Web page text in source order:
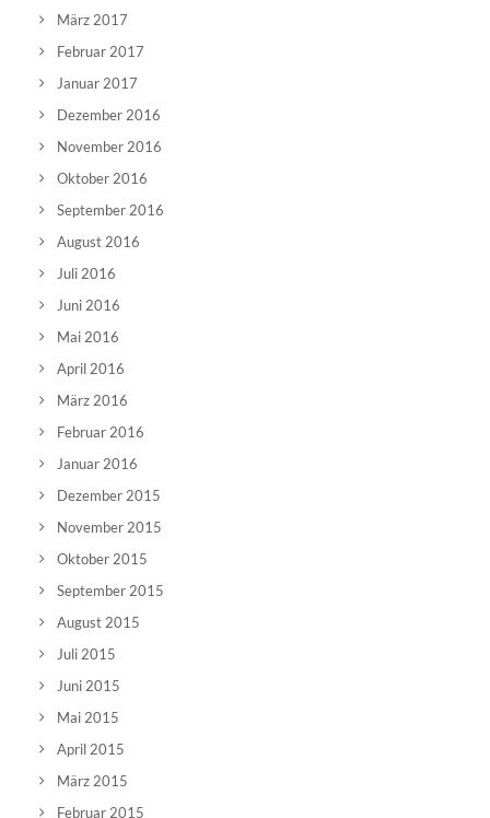
März 2017
Februar 2017
Januar 2017
Dezember 2016
November 2016
Oktober 2016
September 2016
August 2016
Juli 2016
Juni 2016
Mai 2016
April 2016
März 2016
Februar 2016
Januar 2016
Dezember 2015
November 2015
Oktober 2015
September 2015
August 2015
Juli 2015
Juni 2015
Mai 2015
April 2015
März 2015
Februar 2015